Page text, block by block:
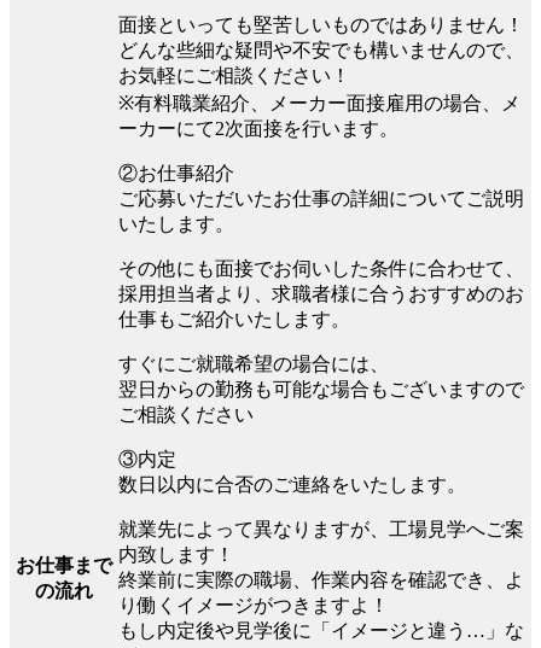
お仕事まで
の流れ
面接といっても堅苦しいものではありません！
どんな些細な疑問や不安でも構いませんので、
お気軽にご相談ください！
※有料職業紹介、メーカー面接雇用の場合、メ
ーカーにて2次面接を行います。
②お仕事紹介
ご応募いただいたお仕事の詳細についてご説明
いたします。
その他にも面接でお伺いした条件に合わせて、
採用担当者より、求職者様に合うおすすめのお
仕事もご紹介いたします。
すぐにご就職希望の場合には、
翌日からの勤務も可能な場合もございますので
ご相談ください
③内定
数日以内に合否のご連絡をいたします。
就業先によって異なりますが、工場見学へご案
内致します！
終業前に実際の職場、作業内容を確認でき、よ
り働くイメージがつきますよ！
もし内定後や見学後に「イメージと違う…」な